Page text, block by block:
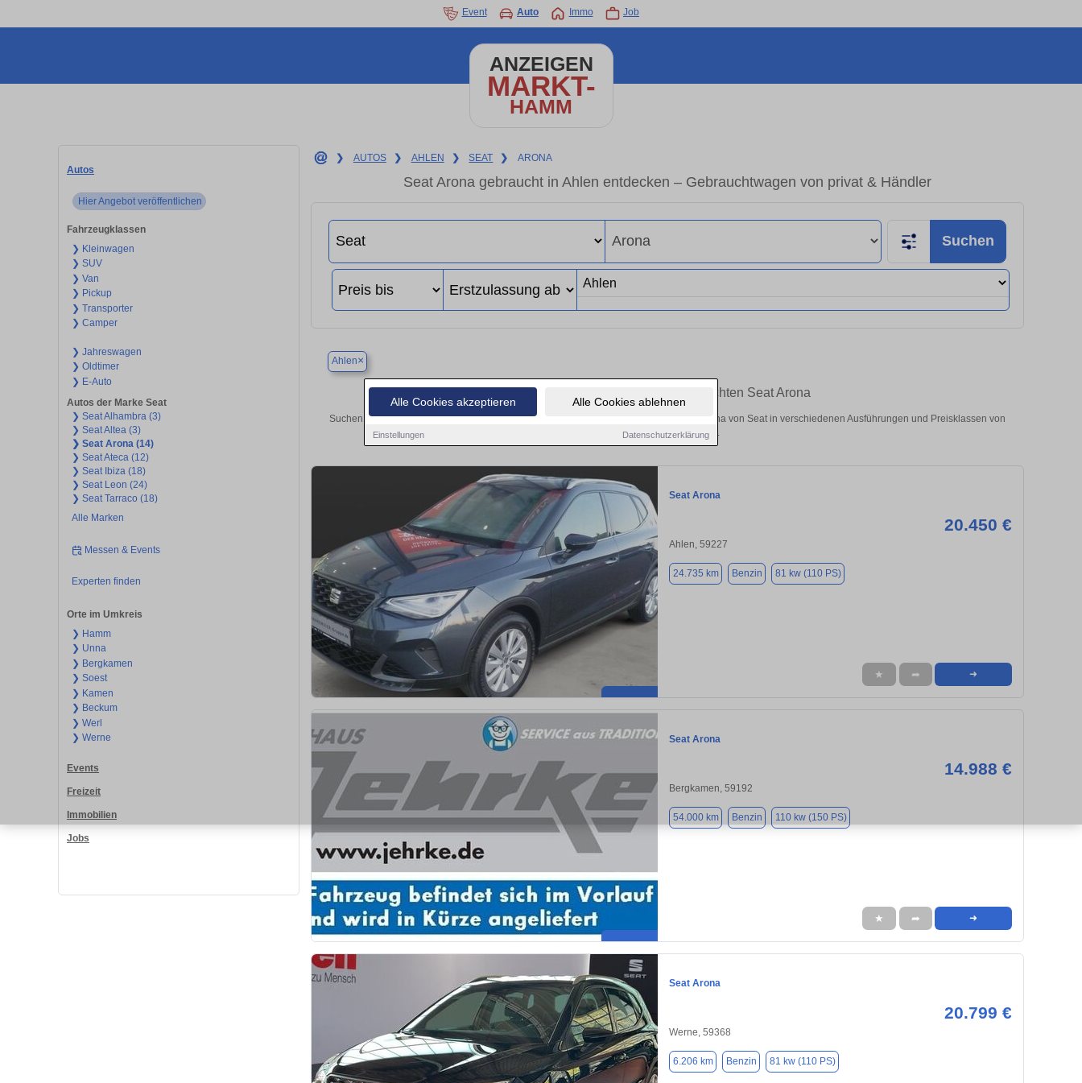
Alle Cookies akzeptieren Alle Cookies ablehnen
Einstellungen Datenschutzerklärung
Event Auto Immo Job
ANZEIGEN
MARKT-
HAMM
Autos
Hier Angebot veröffentlichen
Fahrzeugklassen
❯ Kleinwagen
❯ SUV
❯ Van
❯ Pickup
❯ Transporter
❯ Camper
❯ Jahreswagen
❯ Oldtimer
❯ E-Auto
Autos der Marke Seat
❯ Seat Alhambra (3)
❯ Seat Altea (3)
❯ Seat Arona (14)
❯ Seat Ateca (12)
❯ Seat Ibiza (18)
❯ Seat Leon (24)
❯ Seat Tarraco (18)
Alle Marken
Messen & Events
Experten finden
Orte im Umkreis
❯ Hamm
❯ Unna
❯ Bergkamen
❯ Soest
❯ Kamen
❯ Beckum
❯ Werl
❯ Werne
Events
Freizeit
Immobilien
Jobs
❯ AUTOS ❯ AHLEN ❯ SEAT ❯ ARONA
Seat Arona gebraucht in Ahlen entdecken – Gebrauchtwagen von privat & Händler
Suchen
Ahlen×
Finden Sie in Ahlen Ihren gebrauchten Seat Arona
Suchen Sie in Ahlen einen Seat Arona Gebrauchtwagen? Entdecken Sie gebrauchte Arona von Seat in verschiedenen Ausführungen und Preisklassen von
privat und vom Händler.
Seat Arona
20.450 €
Ahlen, 59227
24.735 km Benzin 81 kw (110 PS)
★ ➦ ➜
Seat Arona
14.988 €
Bergkamen, 59192
54.000 km Benzin 110 kw (150 PS)
★ ➦ ➜
Seat Arona
20.799 €
Werne, 59368
6.206 km Benzin 81 kw (110 PS)